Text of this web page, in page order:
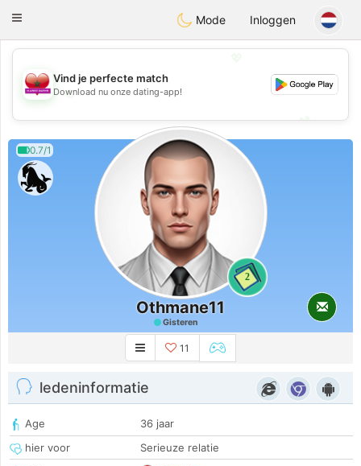
Maroc Dating
Toggle
Mode Inloggen
💖
💕
💕
Vind je perfecte match
Download nu onze dating-app!
0.7/1
2
Othmane11
Gisteren
11
ledeninformatie
Age
36 jaar
hier voor
Serieuze relatie